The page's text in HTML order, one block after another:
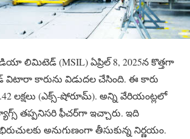
లిమిటెడ్ (MSIL) ఏప్రిల్ 8, 2025న కొత్తగా
విటారా కారును విడుదల చేసింది. ఈ కారు
లక్షలు (ఎక్స్-షోరూమ్). అన్ని వేరియంట్లలో
తప్పనిసరి ఫీచర్‌గా ఇచ్చారు. ఇది
అనుగుణంగా తీసుకున్న నిర్ణయం.